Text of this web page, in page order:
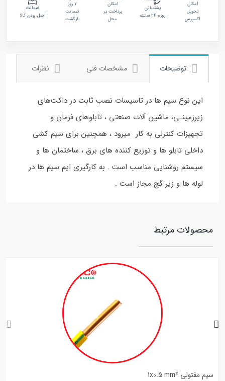
امکان
تحویل
اکسپرس
پشتیبانی
روزه ۲۴ ساعته
امکان
پرداخت در
محل
۷ روز
ضمانت
بازگشت
ضمانت
اصل بودن کالا
توضیحات مشخصات فنی نظرات
این نوع سیم ها در تاسیسات نصب ثابت در داکت‌های
زیرزمینـی، ماشین آلات صنعتی ، تابلوهای فرمان و
تجهیزات کنترلی به کار میرود ، همچنین برای سیم کشی
داخلی تابلو ها و توزیع کننده های برق ، ساختمان ها و
سیستم روشنایی مناسب است . به کارگیری ایم سیم ها در
لوله ها و زیر گج مجاز است .
محصولات مرتبط
سیم مفتولی 1x0.5 mm²